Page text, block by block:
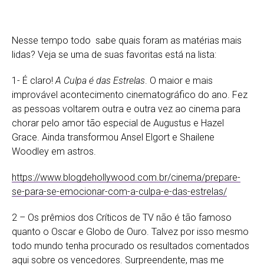
Nesse tempo todo sabe quais foram as matérias mais
lidas? Veja se uma de suas favoritas está na lista:
1- É claro!A Culpa é das Estrelas. O maior e mais
improvável acontecimento cinematográfico do ano. Fez
as pessoas voltarem outra e outra vez ao cinema para
chorar pelo amor tão especial de Augustus e Hazel
Grace. Ainda transformou Ansel Elgort e Shailene
Woodley em astros.
https://www.blogdehollywood.com.br/cinema/prepare-
se-para-se-emocionar-com-a-culpa-e-das-estrelas/
2 – Os prêmios dos Críticos de TV não é tão famoso
quanto o Oscar e Globo de Ouro. Talvez por isso mesmo
todo mundo tenha procurado os resultados comentados
aqui sobre os vencedores. Surpreendente, mas me